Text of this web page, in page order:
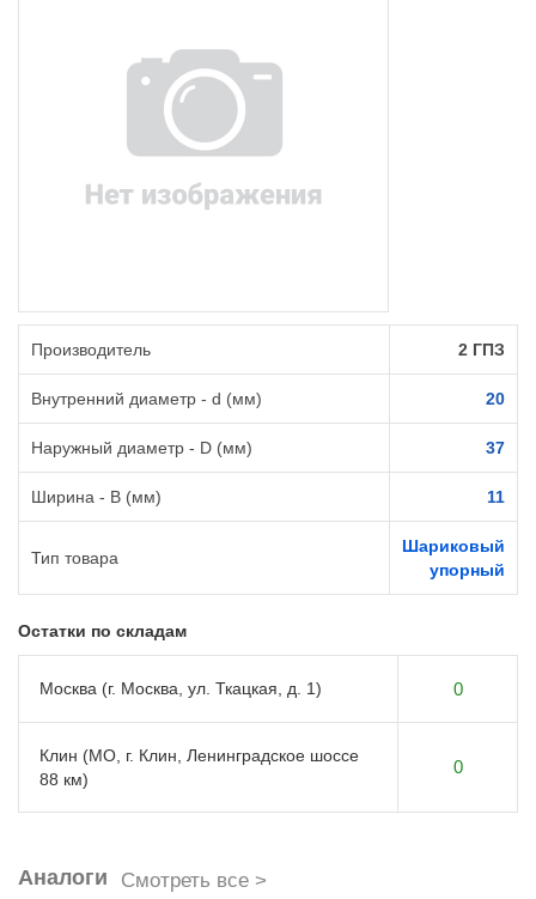
Производитель 2 ГПЗ
Внутренний диаметр - d (мм) 20
Наружный диаметр - D (мм) 37
Ширина - B (мм) 11
Тип товара
Шариковый
упорный
Остатки по складам
Москва (г. Москва, ул. Ткацкая, д. 1) 0
Клин (МО, г. Клин, Ленинградское шоссе
88 км)
0
Аналоги Смотреть все >